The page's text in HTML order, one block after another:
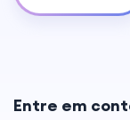
Entre em